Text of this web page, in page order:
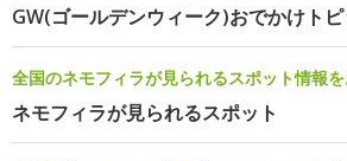
GW(ゴールデンウィーク)おでかけト
全国のネモフィラが見られるスポット情報
ネモフィラが見られるスポット